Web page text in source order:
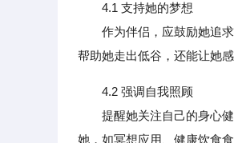
4.1 支持她的梦想
作为伴侣，应鼓励她追求
帮助她走出低谷，还能让她
4.2 强调自我照顾
提醒她关注自己的身心健
她，如冥想应用、健康饮食